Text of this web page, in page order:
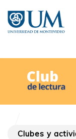
contenido
principal
Clubes y